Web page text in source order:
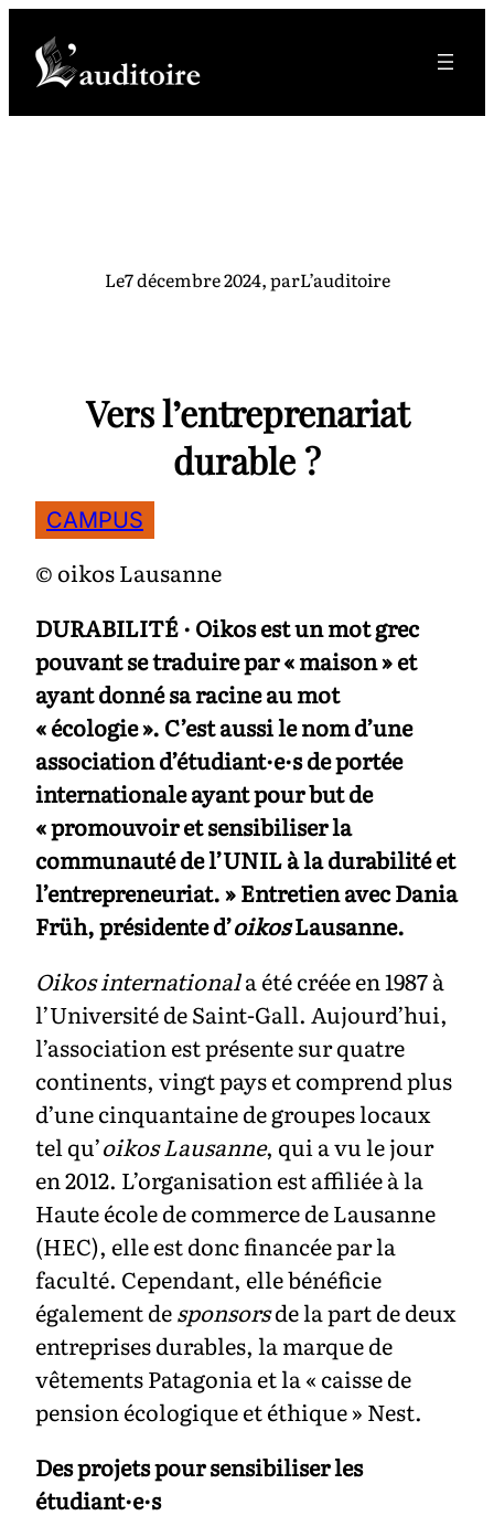
contenu
Le7 décembre 2024, parL’auditoire
Vers l’entreprenariat
durable ?
CAMPUS
© oikos Lausanne
DURABILITÉ· Oikos est un mot grec
pouvant se traduire par « maison » et
ayant donné sa racine au mot
« écologie ». C’est aussi le nom d’une
association d’étudiant·e·s de portée
internationale ayant pour but de
« promouvoir et sensibiliser la
communauté de l’UNIL à la durabilité et
l’entrepreneuriat. » Entretien avec Dania
Früh, présidente d’oikosLausanne.
Oikos internationala été créée en 1987 à
l’Université de Saint-Gall. Aujourd’hui,
l’association est présente sur quatre
continents, vingt pays et comprend plus
d’une cinquantaine de groupes locaux
tel qu’oikos Lausanne, qui a vu le jour
en 2012. L’organisation est affiliée à la
Haute école de commerce de Lausanne
(HEC), elle est donc financée par la
faculté. Cependant, elle bénéficie
également desponsorsde la part de deux
entreprises durables, la marque de
vêtements Patagonia et la « caisse de
pension écologique et éthique » Nest.
Des projets pour sensibiliser les
étudiant·e·s